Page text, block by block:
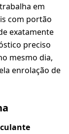
em
com portão
exatamente
preciso
mesmo dia,
enrolação de